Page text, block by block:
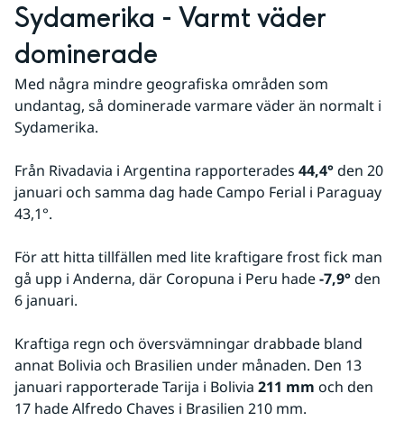
Sydamerika - Varmt väder
dominerade
Med några mindre geografiska områden som
undantag, så dominerade varmare väder än normalt i
Sydamerika.
Från Rivadavia i Argentina rapporterades 44,4° den 20
januari och samma dag hade Campo Ferial i Paraguay
43,1°.
För att hitta tillfällen med lite kraftigare frost fick man
gå upp i Anderna, där Coropuna i Peru hade -7,9° den
6 januari.
Kraftiga regn och översvämningar drabbade bland
annat Bolivia och Brasilien under månaden. Den 13
januari rapporterade Tarija i Bolivia 211 mm och den
17 hade Alfredo Chaves i Brasilien 210 mm.